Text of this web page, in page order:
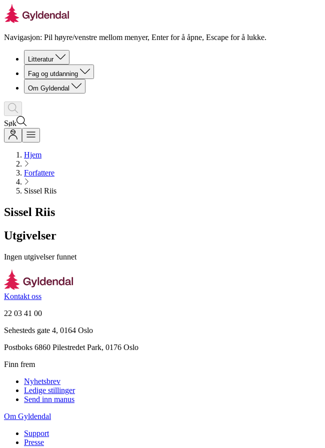
Navigasjon: Pil høyre/venstre mellom menyer, Enter for å åpne, Escape for å lukke.
Litteratur
Fag og utdanning
Om Gyldendal
Søk
Hjem
Forfattere
Sissel Riis
Sissel Riis
Utgivelser
Ingen utgivelser funnet
Kontakt oss
22 03 41 00
Sehesteds gate 4, 0164 Oslo
Postboks 6860 Pilestredet Park, 0176 Oslo
Finn frem
Nyhetsbrev
Ledige stillinger
Send inn manus
Om Gyldendal
Support
Presse